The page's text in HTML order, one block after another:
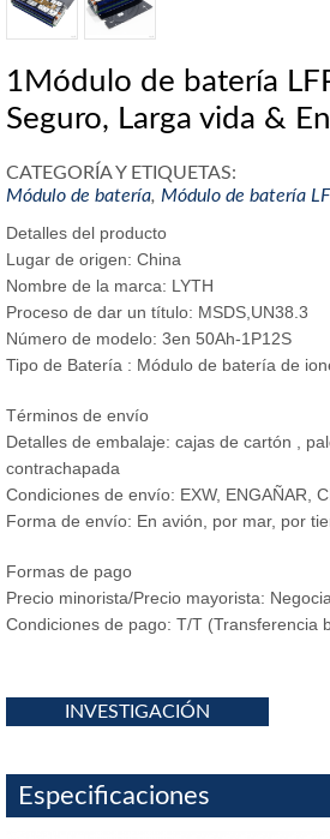
1Módulo de batería
Seguro, Larga vida &
CATEGORÍA Y ETIQUETAS:
Módulo de batería, Módulo de batería
Detalles del producto
Lugar de origen: China
Nombre de la marca: LYTH
Proceso de dar un título: MSDS,UN38.3
Número de modelo: 3en 50Ah-1P12S
Tipo de Batería : Módulo de batería de
Términos de envío
Detalles de embalaje: cajas de cartón ,
contrachapada
Condiciones de envío: EXW, ENGAÑAR,
Forma de envío: En avión, por mar, por
Formas de pago
Precio minorista/Precio mayorista:
Condiciones de pago: T/T (Transferencia
INVESTIGACIÓN
Especificaciones